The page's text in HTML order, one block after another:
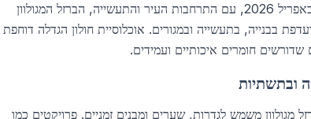
חלודה וקורוזיה. באפריל 2026, עם התרחבות העיר והתעשייה, הברזל המגולוון
בבנייה, בתעשייה ובמגורים. אוכלוסיית חולון הגדלה דוחפת
חומרים איכותיים ועמידים.
ובתשתיות
מגולוון משמש לגדרות, שערים ומבנים זמניים. פרויקטים כמו